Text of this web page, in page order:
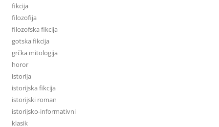
fikcija
filozofija
filozofska fikcija
gotska fikcija
grčka mitologija
horor
istorija
istorijska fikcija
istorijski roman
istorijsko-informativni
klasik